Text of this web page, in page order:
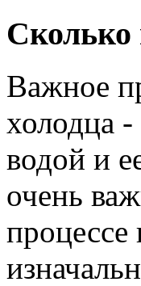
Сколько
Важное
холодца
водой и
очень
процессе